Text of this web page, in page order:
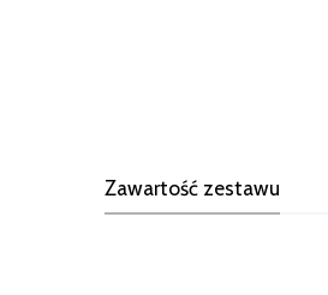
Zawartość zestawu